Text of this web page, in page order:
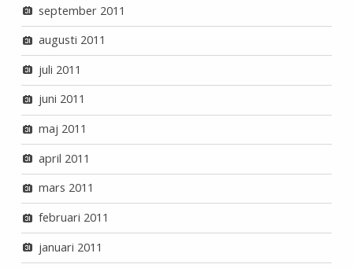
september 2011
augusti 2011
juli 2011
juni 2011
maj 2011
april 2011
mars 2011
februari 2011
januari 2011